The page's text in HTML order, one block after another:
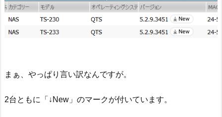
まぁ、やっぱり言い訳なんですが。
2台ともに「↓New」のマークが付いています。